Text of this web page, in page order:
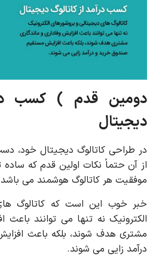
دومین قدم ) کسب
دیجیتال
در طراحی کاتالوگ دیجیتال خود،
از آن حتماً نکات اولین قدم که ساده
موفقیت هر کاتالوگ هوشمند می باشد
خبر خوب این است که کاتالوگ
الکترونیک نه تنها می توانند باعث
مشتری هدف شوند، بلکه باعث
درآمد زایی می شوند.